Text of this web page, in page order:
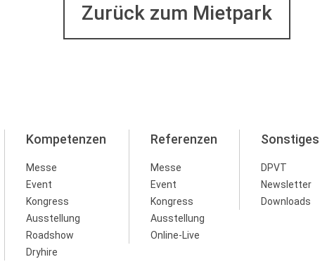
Zurück zum Mietpark
Kompetenzen
Messe
Event
Kongress
Ausstellung
Roadshow
Dryhire
Referenzen
Messe
Event
Kongress
Ausstellung
Online-Live
Sonstiges
DPVT
Newsletter
Downloads